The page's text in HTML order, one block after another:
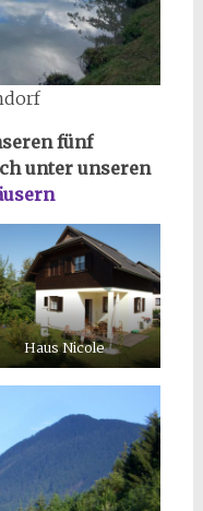
fünf
unter unseren
Haus Nicole